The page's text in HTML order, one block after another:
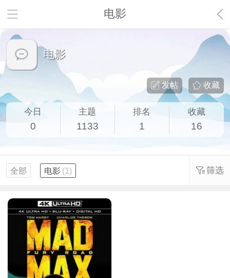
电影
电影
收藏
发帖
今日
0
主题
1133
排名
1
收藏
16
全部 电影 (1) 筛选